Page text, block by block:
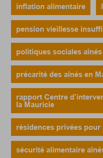
inflation alimentaire
pension vieillesse
politiques sociales aînés
précarité des aînés en
rapport Centre
la Mauricie
résidences privées pour
sécurité alimentaire